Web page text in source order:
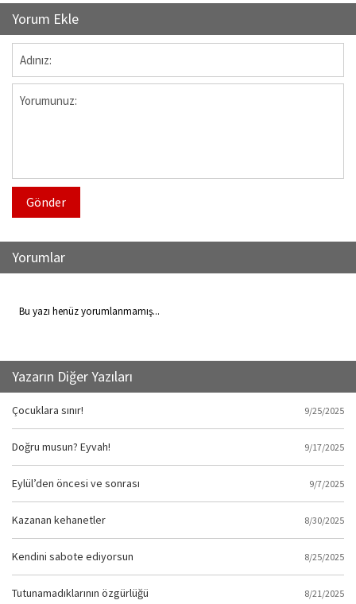
Yorum Ekle
Gönder
Yorumlar
Bu yazı henüz yorumlanmamış...
Yazarın Diğer Yazıları
Çocuklara sınır! 9/25/2025
Doğru musun? Eyvah! 9/17/2025
Eylül’den öncesi ve sonrası 9/7/2025
Kazanan kehanetler 8/30/2025
Kendini sabote ediyorsun 8/25/2025
Tutunamadıklarının özgürlüğü 8/21/2025